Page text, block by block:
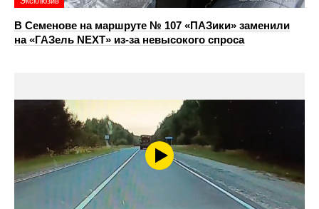
В Семенове на маршруте № 107 «ПАЗики» заменили
на «ГАЗель NEXT» из‑за невысокого спроса